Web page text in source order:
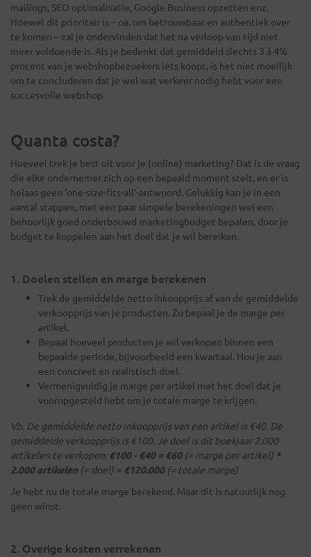
mailings, SEO optimalisatie, Google Business opzetten enz.
Hoewel dit prioritair is – oa. om betrouwbaar en authentiek over
te komen – zal je ondervinden dat het na verloop van tijd niet
meer voldoende is. Als je bedenkt dat gemiddeld slechts 3 à 4%
procent van je webshopbezoekers iets koopt, is het niet moeilijk
om te concluderen dat je wel wat verkeer nodig hebt voor een
succesvolle webshop.
Quanta costa?
Hoeveel trek je best uit voor je (online) marketing? Dat is de vraag
die elke ondernemer zich op een bepaald moment stelt, en er is
helaas geen ‘one-size-fits-all’-antwoord. Gelukkig kan je in een
aantal stappen, met een paar simpele berekeningen wel een
behoorlijk goed onderbouwd marketingbudget bepalen, door je
budget te koppelen aan het doel dat je wil bereiken.
1. Doelen stellen en marge berekenen
Trek de gemiddelde netto inkoopprijs af van de gemiddelde
verkoopprijs van je producten. Zo bepaal je de marge per
artikel.
Bepaal hoeveel producten je wil verkopen binnen een
bepaalde periode, bijvoorbeeld een kwartaal. Hou je aan
een concreet en realistisch doel.
Vermenigvuldig je marge per artikel met het doel dat je
vooropgesteld hebt om je totale marge te krijgen.
Vb. De gemiddelde netto inkoopprijs van een artikel is €40. De
gemiddelde verkoopprijs is €100. Je doel is dit boekjaar 2.000
artikelen te verkopen: €100 - €40 = €60(= marge per artikel) *
2.000 artikelen (= doel) = €120.000 (= totale marge)
Je hebt nu de totale marge berekend. Maar dit is natuurlijk nog
geen winst.
2. Overige kosten verrekenen